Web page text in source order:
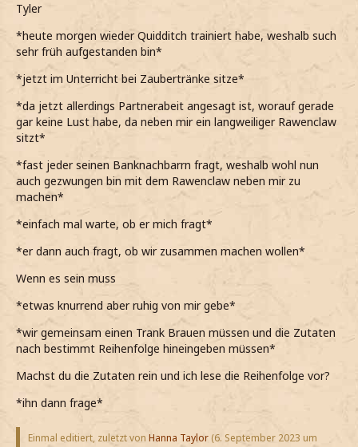
Tyler
*heute morgen wieder Quidditch trainiert habe, weshalb such
sehr früh aufgestanden bin*
*jetzt im Unterricht bei Zaubertränke sitze*
*da jetzt allerdings Partnerabeit angesagt ist, worauf gerade
gar keine Lust habe, da neben mir ein langweiliger Rawenclaw
sitzt*
*fast jeder seinen Banknachbarrn fragt, weshalb wohl nun
auch gezwungen bin mit dem Rawenclaw neben mir zu
machen*
*einfach mal warte, ob er mich fragt*
*er dann auch fragt, ob wir zusammen machen wollen*
Wenn es sein muss
*etwas knurrend aber ruhig von mir gebe*
*wir gemeinsam einen Trank Brauen müssen und die Zutaten
nach bestimmt Reihenfolge hineingeben müssen*
Machst du die Zutaten rein und ich lese die Reihenfolge vor?
*ihn dann frage*
Einmal editiert, zuletzt von Hanna Taylor (6. September 2023 um